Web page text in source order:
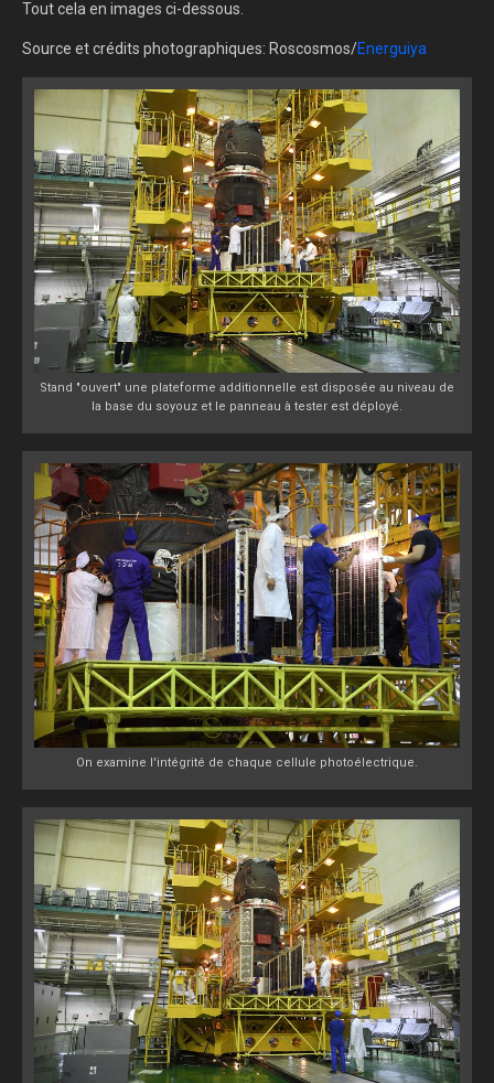
Tout cela en images ci-dessous.
Source et crédits photographiques: Roscosmos/Energuiya
Stand "ouvert" une plateforme additionnelle est disposée au niveau de
la base du soyouz et le panneau à tester est déployé.
On examine l'intégrité de chaque cellule photoélectrique.